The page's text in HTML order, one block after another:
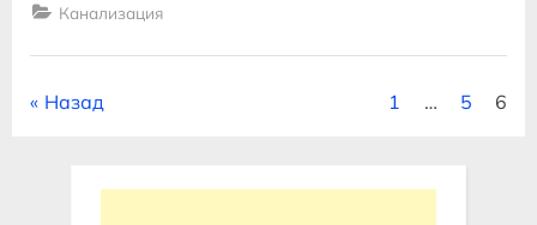
как
разводка”
Канализация
Пагинация
Назад 1 … 5 6